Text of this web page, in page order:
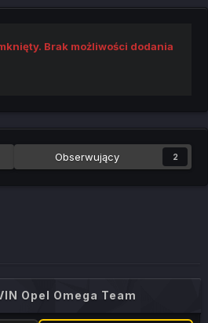
Brak możliwości dodania
Obserwujący 2
Opel Omega Team